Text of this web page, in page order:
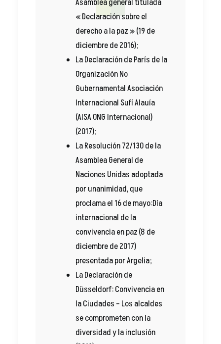
Asamblea general titulada
« Declaración sobre el
derecho a la paz » (19 de
diciembre de 2016);
La Declaración de París de la
Organización No
Gubernamental Asociación
Internacional Sufí Alauía
(AISA ONG Internacional)
(2017);
La Resolución 72/130 de la
Asamblea General de
Naciones Unidas adoptada
por unanimidad, que
proclama el 16 de mayo:Día
internacional de la
convivencia en paz (8 de
diciembre de 2017)
presentada por Argelia;
La Declaración de
Düsseldorf: Convivencia en
la Ciudades – Los alcaldes
se comprometen con la
diversidad y la inclusión